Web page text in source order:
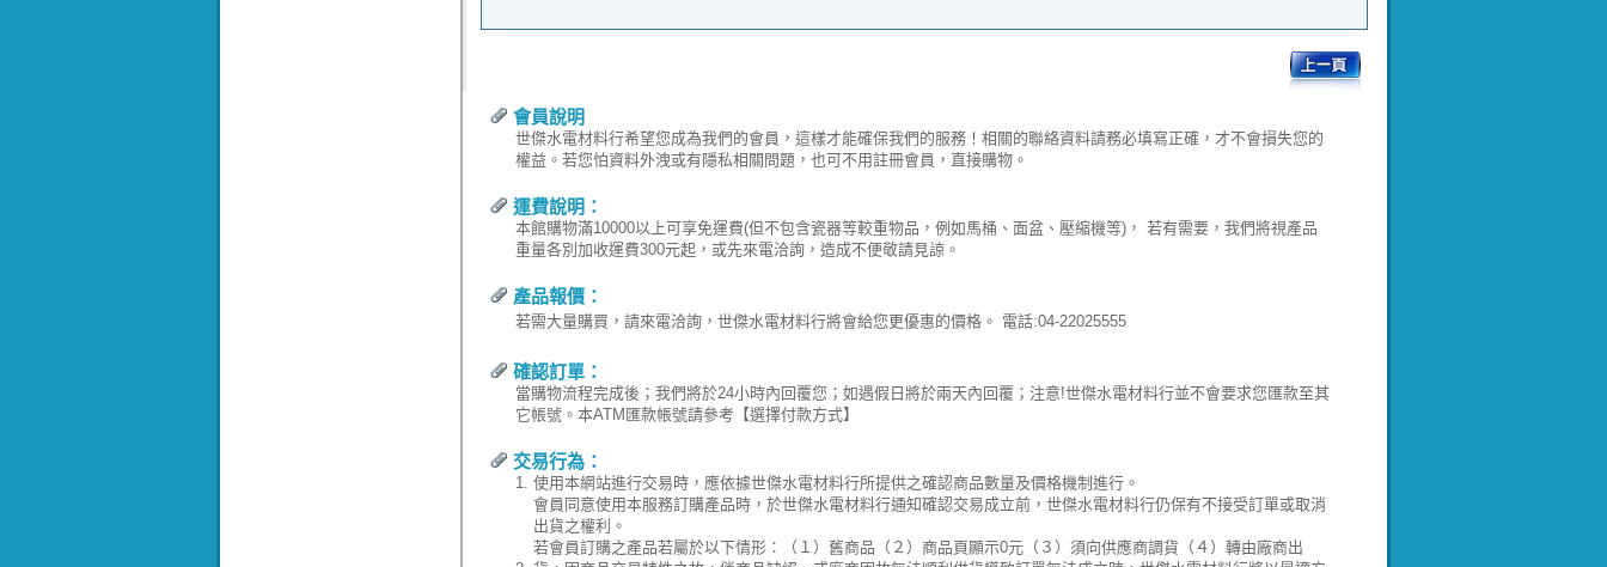
會員說明
世傑水電材料行希望您成為我們的會員，這樣才能確保我們的服務！相關的聯絡資料請務必填寫正確，才不會損失您的
權益。若您怕資料外洩或有隱私相關問題，也可不用註冊會員，直接購物。
運費說明：
本館購物滿10000以上可享免運費(但不包含瓷器等較重物品，例如馬桶、面盆、壓縮機等)， 若有需要，我們將視產品
重量各別加收運費300元起，或先來電洽詢，造成不便敬請見諒。
產品報價：
若需大量購買，請來電洽詢，世傑水電材料行將會給您更優惠的價格。 電話:04-22025555
確認訂單：
當購物流程完成後；我們將於24小時內回覆您；如遇假日將於兩天內回覆；注意!世傑水電材料行並不會要求您匯款至其
它帳號。本ATM匯款帳號請參考【選擇付款方式】
交易行為：
1. 使用本網站進行交易時，應依據世傑水電材料行所提供之確認商品數量及價格機制進行。
會員同意使用本服務訂購產品時，於世傑水電材料行通知確認交易成立前，世傑水電材料行仍保有不接受訂單或取消
出貨之權利。
若會員訂購之產品若屬於以下情形：（１）舊商品（２）商品頁顯示0元（３）須向供應商調貨（４）轉由廠商出